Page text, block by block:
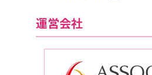
運営会社